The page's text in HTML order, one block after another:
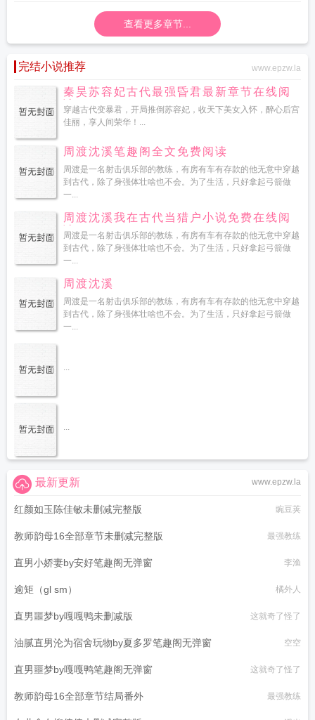
查看更多章节...
完结小说推荐 www.epzw.la
秦昊苏容妃古代最强昏君最新章节在线阅
读
穿越古代变暴君，开局推倒苏容妃，收天下美女入怀，醉心后宫
佳丽，享人间荣华！...
周渡沈溪笔趣阁全文免费阅读
周渡是一名射击俱乐部的教练，有房有车有存款的他无意中穿越
到古代，除了身强体壮啥也不会。为了生活，只好拿起弓箭做
一...
周渡沈溪我在古代当猎户小说免费在线阅
读
周渡是一名射击俱乐部的教练，有房有车有存款的他无意中穿越
到古代，除了身强体壮啥也不会。为了生活，只好拿起弓箭做
一...
周渡沈溪
周渡是一名射击俱乐部的教练，有房有车有存款的他无意中穿越
到古代，除了身强体壮啥也不会。为了生活，只好拿起弓箭做
一...
...
...
www.epzw.la
最新更新
红颜如玉陈佳敏未删减完整版 豌豆荚
教师韵母16全部章节未删减完整版 最强教练
直男小娇妻by安好笔趣阁无弹窗 李渔
逾矩（gl sm） 橘外人
直男噩梦by嘎嘎鸭未删减版 这就奇了怪了
油腻直男沦为宿舍玩物by夏多罗笔趣阁无弹窗 空空
直男噩梦by嘎嘎鸭笔趣阁无弹窗 这就奇了怪了
教师韵母16全部章节结局番外 最强教练